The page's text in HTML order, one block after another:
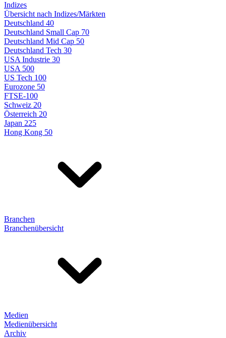
Indizes
Übersicht nach Indizes/Märkten
Deutschland 40
Deutschland Small Cap 70
Deutschland Mid Cap 50
Deutschland Tech 30
USA Industrie 30
USA 500
US Tech 100
Eurozone 50
FTSE-100
Schweiz 20
Österreich 20
Japan 225
Hong Kong 50
Branchen
Branchenübersicht
Medien
Medienübersicht
Archiv